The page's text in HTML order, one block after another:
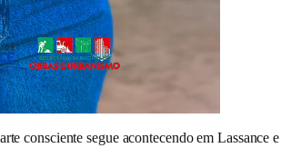
consciente segue acontecendo em